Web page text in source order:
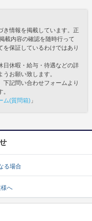
き情報を掲載しています。正
載内容の確認を随時行って
保証しているわけではあり
日休暇・給与・待遇などの詳
お願い致します。
記問い合わせフォームより
ム(質問箱) 」
る場合
へ